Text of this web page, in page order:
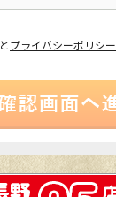
とプライバシーポリシー